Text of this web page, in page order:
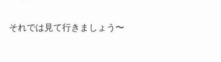
それでは見て行きましょう〜